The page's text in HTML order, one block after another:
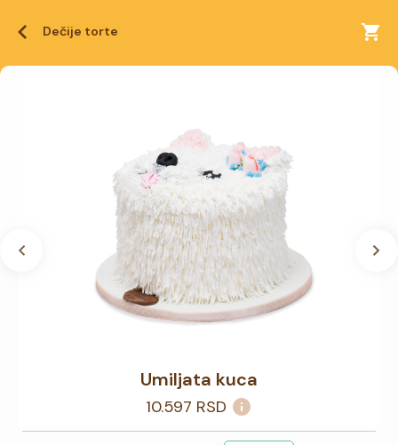
Dečije torte
Umiljata kuca
10.597 RSD